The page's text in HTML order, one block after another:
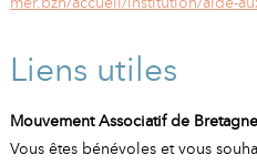
Liens utiles
Mouvement Associatif de Bretagne
Vous êtes bénévoles et vous